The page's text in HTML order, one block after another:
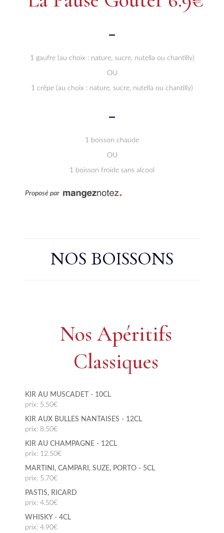
-
1 gaufre (au choix : nature, sucre, nutella ou chantilly)
OU
1 crêpe (au choix : nature, sucre, nutella ou chantilly)
-
1 boisson chaude
OU
1 boisson froide sans alcool
Proposé par
NOS BOISSONS
Nos Apéritifs
Classiques
KIR AU MUSCADET - 10CL
prix: 5.50€
KIR AUX BULLES NANTAISES - 12CL
prix: 8.50€
KIR AU CHAMPAGNE - 12CL
prix: 12.50€
MARTINI, CAMPARI, SUZE, PORTO - 5CL
prix: 5.70€
PASTIS, RICARD
prix: 4.50€
WHISKY - 4CL
prix: 4.90€